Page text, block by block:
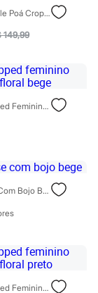
Blusa De Tule Poá Cropped Manga Bufante Vermelho
149,99
Sutiã Cropped Feminino Com Renda Floral Bege
Sutiã Base Com Bojo Bege
Sutiã Cropped Feminino Com Renda Floral Preto